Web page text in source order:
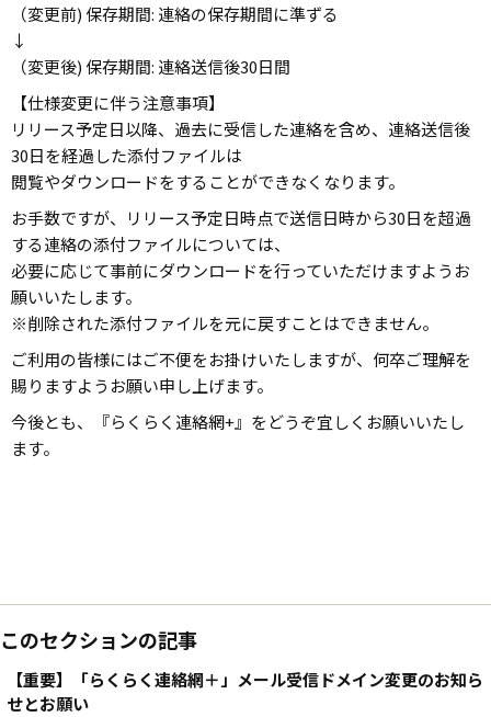
（変更前) 保存期間: 連絡の保存期間に準ずる
↓
（変更後) 保存期間: 連絡送信後30日間
【仕様変更に伴う注意事項】
リリース予定日以降、過去に受信した連絡を含め、連絡送信後
30日を経過した添付ファイルは
閲覧やダウンロードをすることができなくなります。
お手数ですが、リリース予定日時点で送信日時から30日を超過
する連絡の添付ファイルについては、
必要に応じて事前にダウンロードを行っていただけますようお
願いいたします。
※削除された添付ファイルを元に戻すことはできません。
ご利用の皆様にはご不便をお掛けいたしますが、何卒ご理解を
賜りますようお願い申し上げます。
今後とも、『らくらく連絡網+』をどうぞ宜しくお願いいたし
ます。
このセクションの記事
【重要】「らくらく連絡網＋」メール受信ドメイン変更のお知ら
せとお願い